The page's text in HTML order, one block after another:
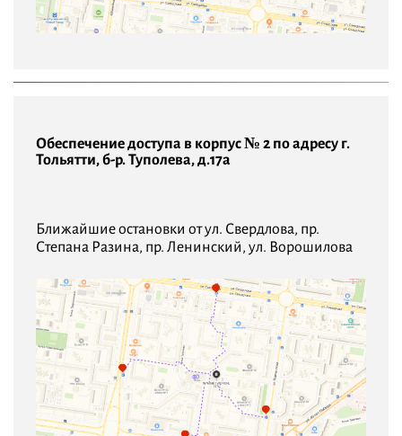
Обеспечение доступа в корпус № 2 по адресу г.
Тольятти, б-р. Туполева, д.17а
Ближайшие остановки от ул. Свердлова, пр.
Степана Разина, пр. Ленинский, ул. Ворошилова